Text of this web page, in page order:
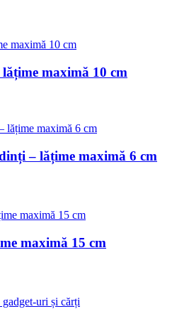
maximă 10 cm
– lățime maximă 6 cm
maximă 15 cm